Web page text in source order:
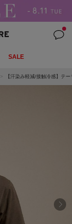
SALE
【汗染み軽減/接触冷感】テ